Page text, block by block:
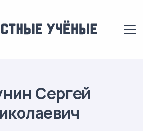
Сергей